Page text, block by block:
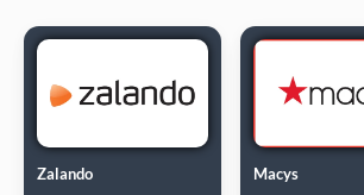
Zalando Macys